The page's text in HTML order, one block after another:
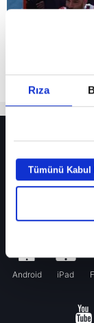
Rıza
Tümünü Kabul
Fenerbahçe’de
Fenerbahçe’nin
Galatasaray’da rota
Android iPad